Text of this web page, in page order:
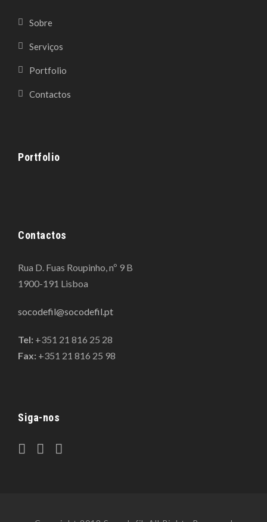
Sobre
Serviços
Portfolio
Contactos
Portfolio
Contactos
Rua D. Fuas Roupinho, nº 9 B
1900-191 Lisboa
socodefil@socodefil.pt
Tel: +351 21 816 25 28
Fax: +351 21 816 25 98
Siga-nos